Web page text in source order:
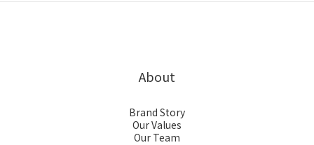
About
Brand Story
Our Values
Our Team